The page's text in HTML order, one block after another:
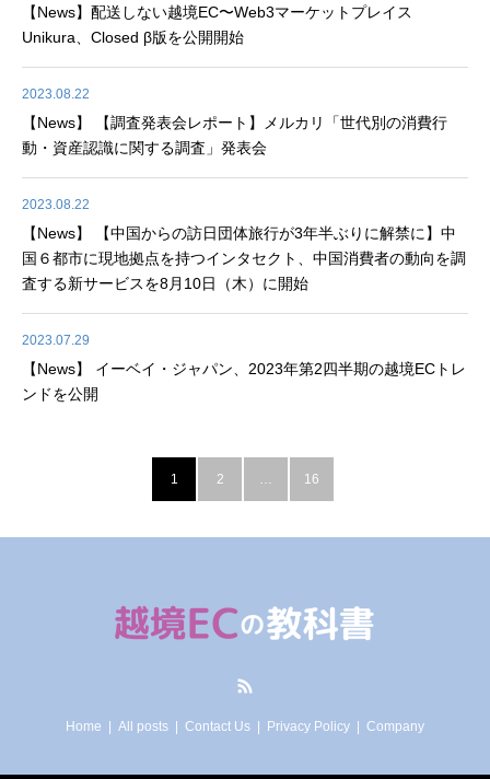
【News】配送しない越境EC〜Web3マーケットプレイス
Unikura、Closed β版を公開開始
2023.08.22
【News】 【調査発表会レポート】メルカリ「世代別の消費行
動・資産認識に関する調査」発表会
2023.08.22
【News】 【中国からの訪日団体旅行が3年半ぶりに解禁に】中
国６都市に現地拠点を持つインタセクト、中国消費者の動向を調
査する新サービスを8月10日（木）に開始
2023.07.29
【News】 イーベイ・ジャパン、2023年第2四半期の越境ECトレ
ンドを公開
1 2 … 16
Home All posts Contact Us Privacy Policy Company